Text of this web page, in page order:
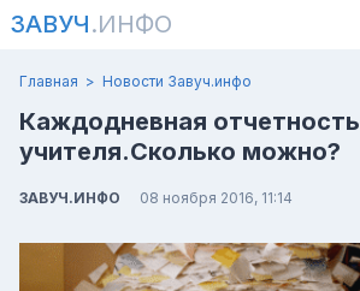
ЗАВУЧ.ИНФО
Главная Новости Завуч.инфо
Каждодневная отчетность
учителя.Сколько можно?
ЗАВУЧ.ИНФО 08 ноября 2016, 11:14